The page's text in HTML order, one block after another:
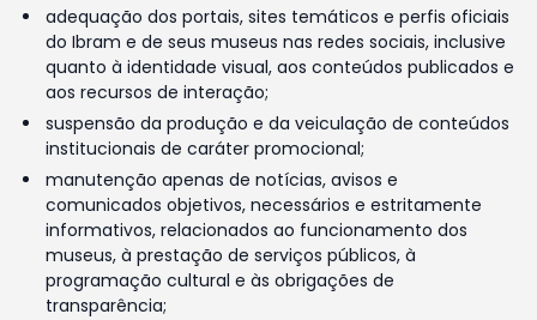
adequação dos portais, sites temáticos e perfis oficiais
do Ibram e de seus museus nas redes sociais, inclusive
quanto à identidade visual, aos conteúdos publicados e
aos recursos de interação;
suspensão da produção e da veiculação de conteúdos
institucionais de caráter promocional;
manutenção apenas de notícias, avisos e
comunicados objetivos, necessários e estritamente
informativos, relacionados ao funcionamento dos
museus, à prestação de serviços públicos, à
programação cultural e às obrigações de
transparência;